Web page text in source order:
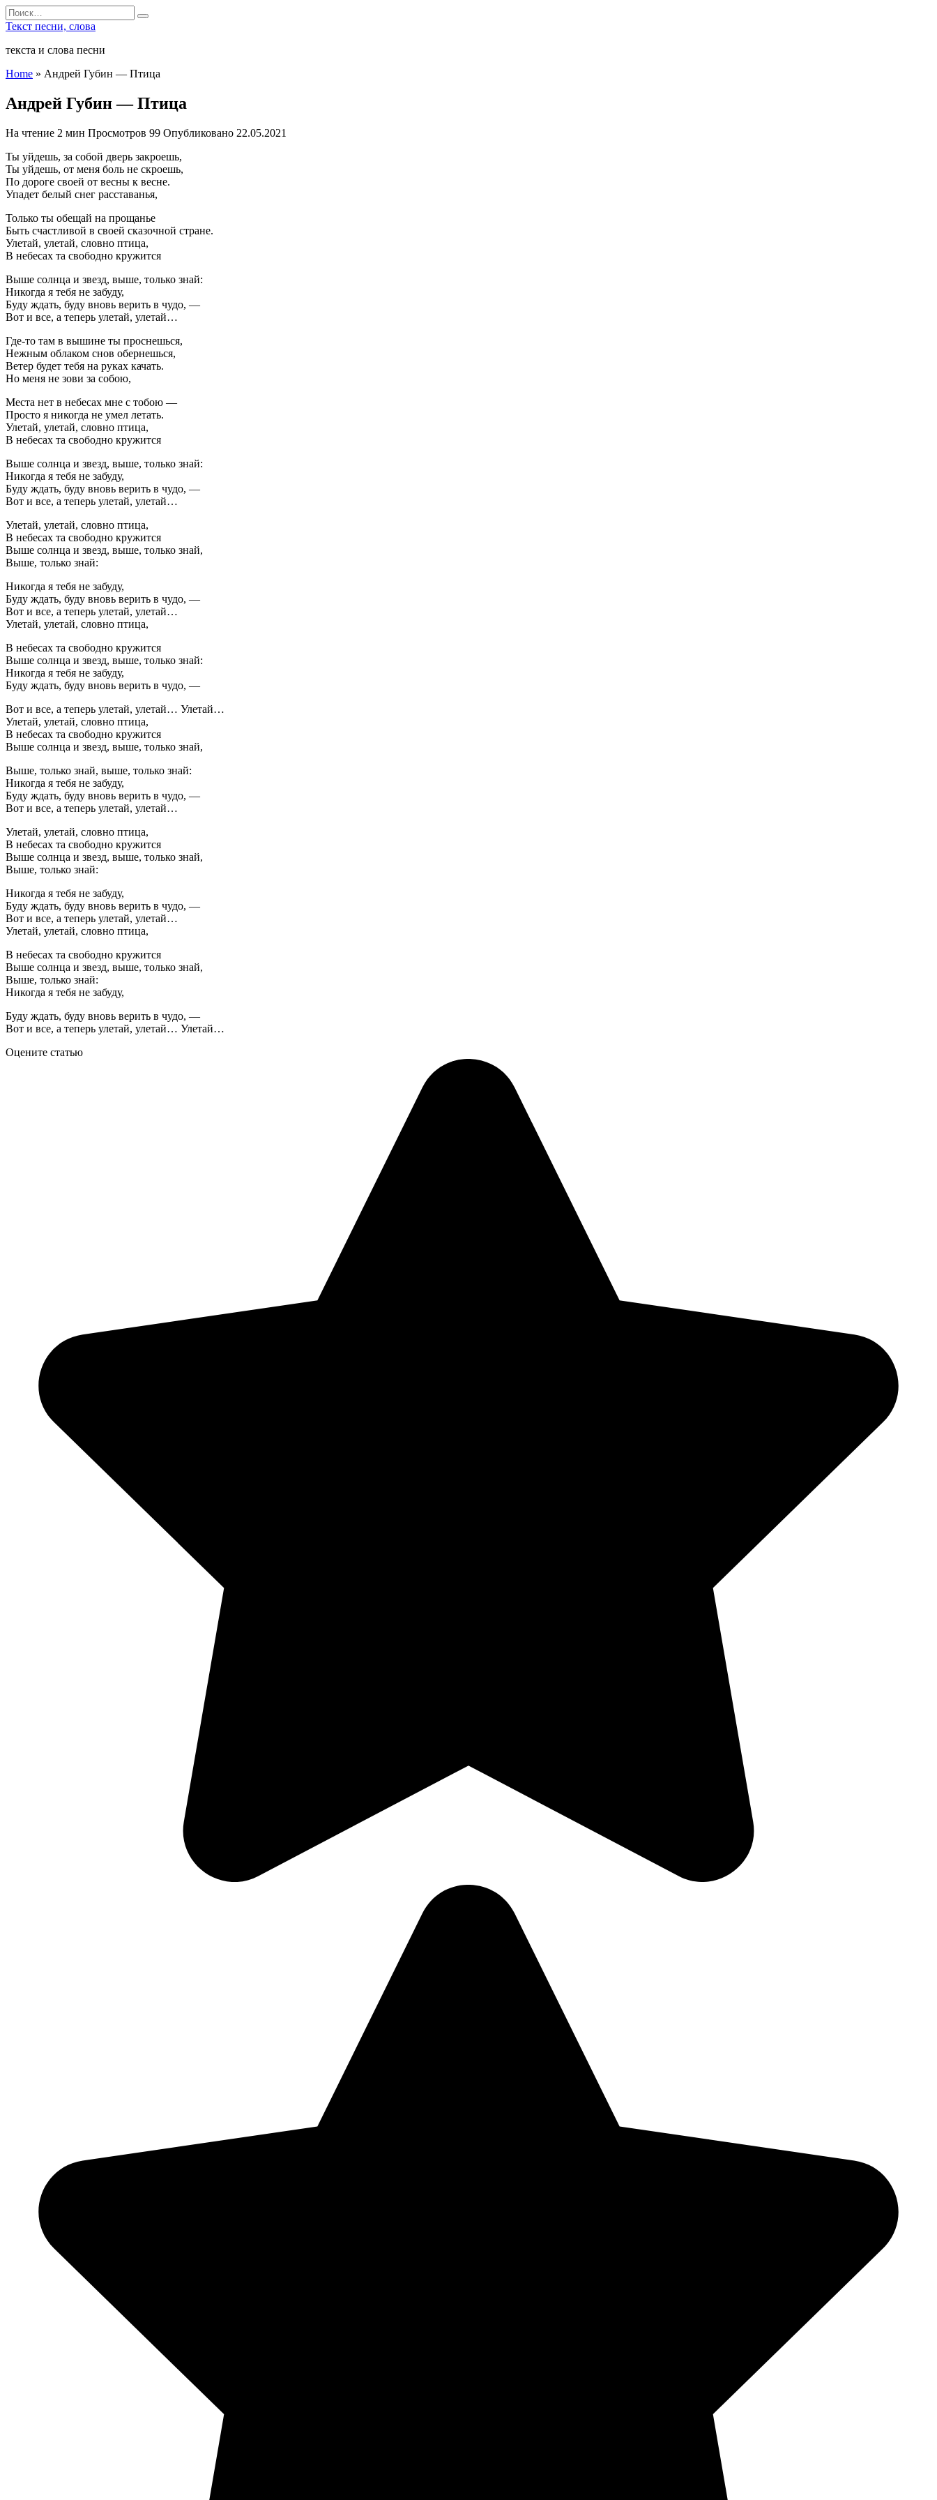
Перейти
к
Search
for:
Текст песни, слова
текста и слова песни
Home » Андрей Губин — Птица
Андрей Губин — Птица
На чтение 2 мин Просмотров 99 Опубликовано 22.05.2021
Ты уйдешь, за собой дверь закроешь,
Ты уйдешь, от меня боль не скроешь,
По дороге своей от весны к весне.
Упадет белый снег расставанья,
Только ты обещай на прощанье
Быть счастливой в своей сказочной стране.
Улетай, улетай, словно птица,
В небесах та свободно кружится
Выше солнца и звезд, выше, только знай:
Никогда я тебя не забуду,
Буду ждать, буду вновь верить в чудо, —
Вот и все, а теперь улетай, улетай…
Где-то там в вышине ты проснешься,
Нежным облаком снов обернешься,
Ветер будет тебя на руках качать.
Но меня не зови за собою,
Места нет в небесах мне с тобою —
Просто я никогда не умел летать.
Улетай, улетай, словно птица,
В небесах та свободно кружится
Выше солнца и звезд, выше, только знай:
Никогда я тебя не забуду,
Буду ждать, буду вновь верить в чудо, —
Вот и все, а теперь улетай, улетай…
Улетай, улетай, словно птица,
В небесах та свободно кружится
Выше солнца и звезд, выше, только знай,
Выше, только знай:
Никогда я тебя не забуду,
Буду ждать, буду вновь верить в чудо, —
Вот и все, а теперь улетай, улетай…
Улетай, улетай, словно птица,
В небесах та свободно кружится
Выше солнца и звезд, выше, только знай:
Никогда я тебя не забуду,
Буду ждать, буду вновь верить в чудо, —
Вот и все, а теперь улетай, улетай… Улетай…
Улетай, улетай, словно птица,
В небесах та свободно кружится
Выше солнца и звезд, выше, только знай,
Выше, только знай, выше, только знай:
Никогда я тебя не забуду,
Буду ждать, буду вновь верить в чудо, —
Вот и все, а теперь улетай, улетай…
Улетай, улетай, словно птица,
В небесах та свободно кружится
Выше солнца и звезд, выше, только знай,
Выше, только знай:
Никогда я тебя не забуду,
Буду ждать, буду вновь верить в чудо, —
Вот и все, а теперь улетай, улетай…
Улетай, улетай, словно птица,
В небесах та свободно кружится
Выше солнца и звезд, выше, только знай,
Выше, только знай:
Никогда я тебя не забуду,
Буду ждать, буду вновь верить в чудо, —
Вот и все, а теперь улетай, улетай… Улетай…
Оцените статью